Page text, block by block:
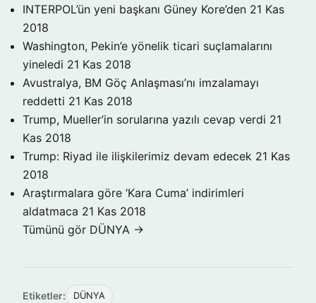
INTERPOL’ün yeni başkanı Güney Kore’den 21 Kas
2018
Washington, Pekin’e yönelik ticari suçlamalarını
yineledi 21 Kas 2018
Avustralya, BM Göç Anlaşması’nı imzalamayı
reddetti 21 Kas 2018
Trump, Mueller’in sorularına yazılı cevap verdi 21
Kas 2018
Trump: Riyad ile ilişkilerimiz devam edecek 21 Kas
2018
Araştırmalara göre ‘Kara Cuma’ indirimleri
aldatmaca 21 Kas 2018
Tümünü gör DÜNYA →
Etiketler: DÜNYA